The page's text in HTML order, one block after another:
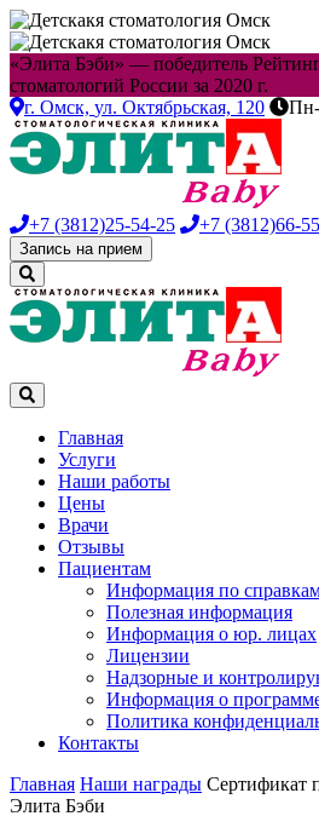
«Элита Бэби» — победитель
стоматологий России за 2020 г.
г. Омск, ул. Октябрьская, 120
+7 (3812)25-54-25 +7 (3812)66-
Запись на прием
Главная
Услуги
Наши работы
Цены
Врачи
Отзывы
Пациентам
Информация по
Полезная информация
Информация о юр. лицах
Лицензии
Надзорные и
Информация о
Политика
Контакты
Главная Наши награды Сертификат
Элита Бэби